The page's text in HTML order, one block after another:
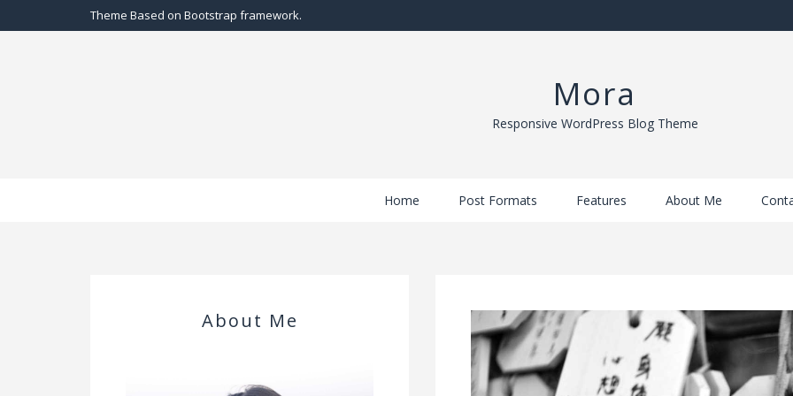
Theme Based on Bootstrap framework.
Mora
Responsive WordPress Blog Theme
Home Post Formats Features About Me
About Me